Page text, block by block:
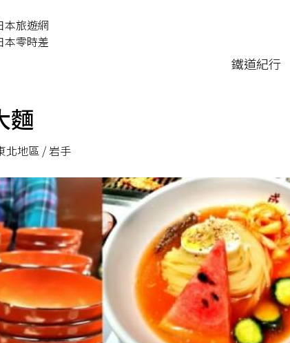
本旅遊網
本零時差
鐵道紀行
麵
北地區 /岩手